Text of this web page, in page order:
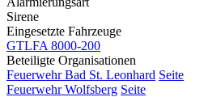
Sirene
Eingesetzte Fahrzeuge
GTLFA 8000-200
Beteiligte Organisationen
Feuerwehr Bad St. Leonhard Seite
Feuerwehr Wolfsberg Seite